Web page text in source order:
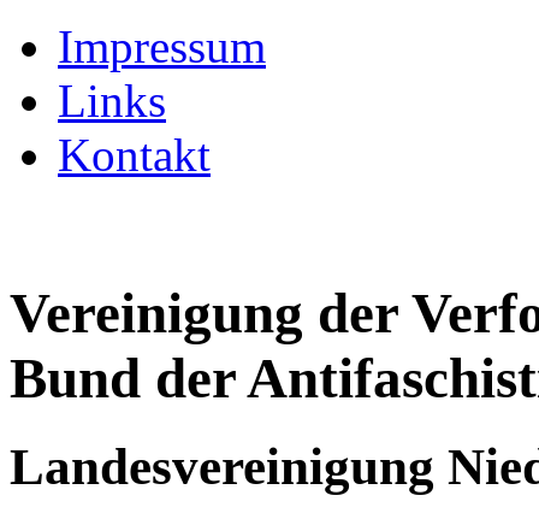
Impressum
Links
Kontakt
Vereinigung der
Bund der
Landesvereinigung